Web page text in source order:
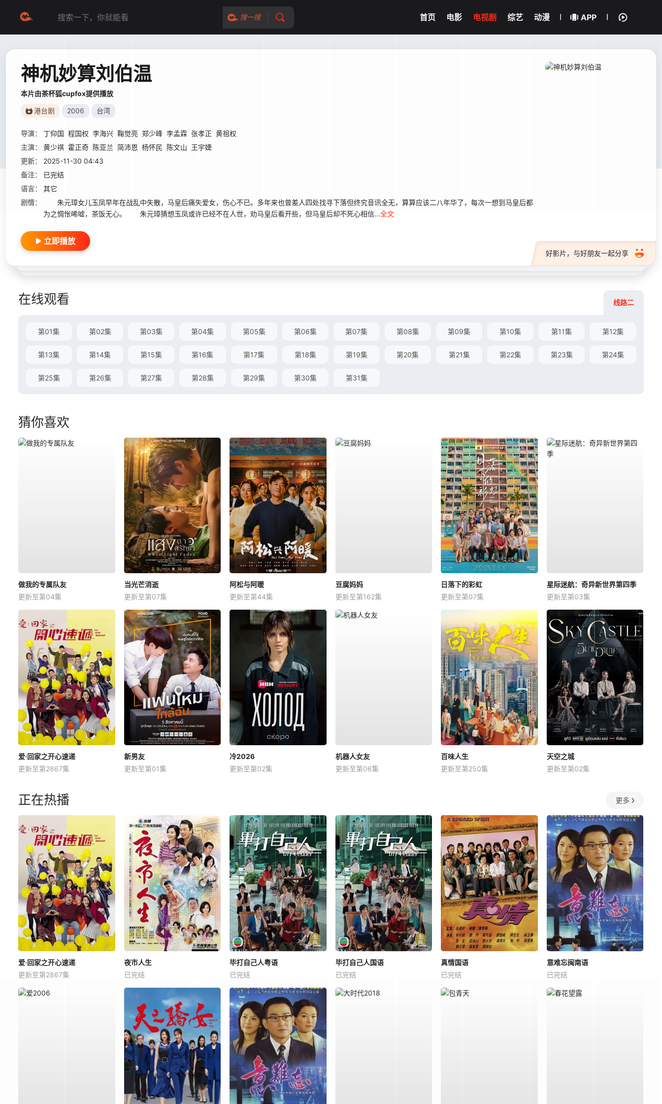
搜一搜 首页 电影 电视剧 综艺 动漫 APP
神机妙算刘伯温
本片由茶杯狐cupfox提供播放
港台剧 2006 台湾
导演： 丁仰国 程国权 李海兴 鞠觉亮 郑少峰 李孟霖 张孝正 黄祖权
主演：
黄少祺 霍正奇 陈亚兰 简沛恩 杨怀民 陈文山 王宇婕
更新：
2025-11-30 04:43
备注：
已完结
语言：
其它
剧情：
朱元璋女儿玉凤早年在战乱中失散，马皇后痛失爱女，伤心不已。多年来也曾差人四处找寻下落但终究音讯全无，算算应该二八年华了，每次一想到马皇后都
为之惆怅唏嘘，茶饭无心。 朱元璋猜想玉凤或许已经不在人世，劝马皇后看开些，但马皇后却不死心相信...全文
好影片，与好朋友一起分享
立即播放
在线观看 线路二
第01集 第02集 第03集 第04集 第05集 第06集 第07集 第08集 第09集 第10集 第11集 第12集
第13集 第14集 第15集 第16集 第17集 第18集 第19集 第20集 第21集 第22集 第23集 第24集
第25集 第26集 第27集 第28集 第29集 第30集 第31集
猜你喜欢
做我的专属队友
更新至第04集
当光芒消逝
更新至第07集
阿松与阿暖
更新至第44集
豆腐妈妈
更新至第162集
日落下的彩虹
更新至第07集
星际迷航：奇异新世界第四季
更新至第03集
爱·回家之开心速递
更新至第2867集
新男友
更新至第01集
冷2026
更新至第02集
机器人女友
更新至第06集
百味人生
更新至第250集
天空之城
更新至第02集
正在热播 更多
爱·回家之开心速递
更新至第2867集
夜市人生
已完结
毕打自己人粤语
已完结
毕打自己人国语
已完结
真情国语
已完结
意难忘闽南语
已完结